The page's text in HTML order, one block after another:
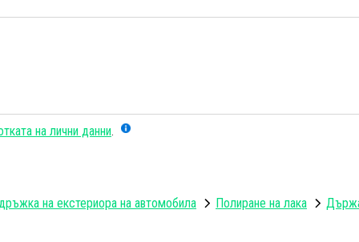
на лични данни.
на екстериора на автомобила Полиране на лака